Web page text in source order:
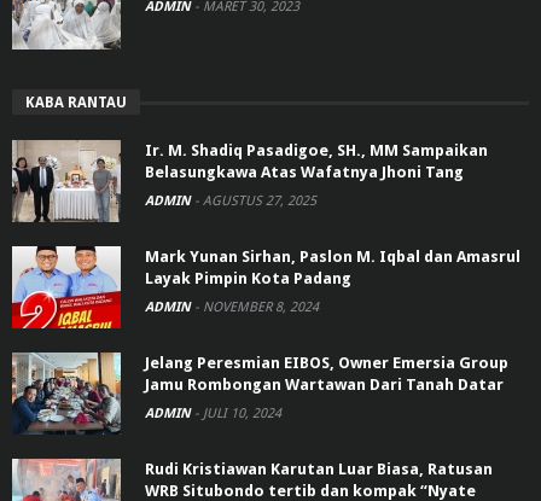
ADMIN - MARET 30, 2023
KABA RANTAU
Ir. M. Shadiq Pasadigoe, SH., MM Sampaikan
Belasungkawa Atas Wafatnya Jhoni Tang
ADMIN - AGUSTUS 27, 2025
Mark Yunan Sirhan, Paslon M. Iqbal dan Amasrul
Layak Pimpin Kota Padang
ADMIN - NOVEMBER 8, 2024
Jelang Peresmian EIBOS, Owner Emersia Group
Jamu Rombongan Wartawan Dari Tanah Datar
ADMIN - JULI 10, 2024
Rudi Kristiawan Karutan Luar Biasa, Ratusan
WRB Situbondo tertib dan kompak “Nyate